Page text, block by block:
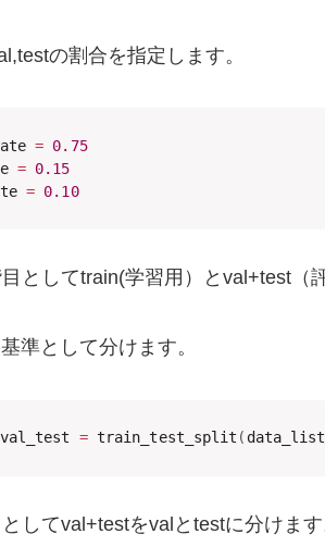
の割合を指定します。
= 0.75
= 0.15
= 0.10
としてtrain(学習用）とval+test（
準として分けます。
val_test = train_test_split ( data_list
してval+testをvalとtestに分けます